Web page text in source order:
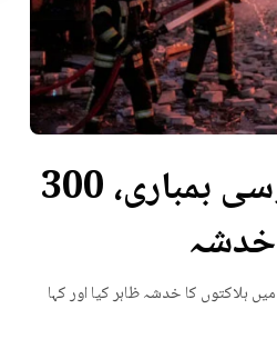
یوکرین: ماریوپول تھیٹر پر روسی بمباری، 300
خدشہ
ہلاکتوں کا خدشہ ظاہر کیا اور کہا